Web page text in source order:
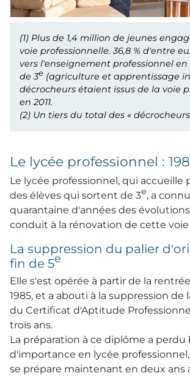
(1) Plus de 1,4 million de jeunes
voie professionnelle. 36,8 % d'entre
vers l'enseignement professionnel en
de 3e (agriculture et apprentissage
décrocheurs étaient issus de la voie
en 2011.
(2) Un tiers du total des « décrocheurs
Le lycée professionnel :
Le lycée professionnel, qui accueille
des élèves qui sortent de 3e, a
quarantaine d'années des
conduit à la rénovation de cette voie
La suppression du palier
fin de 5e
Elle s'est opérée à partir de la
1985, et a abouti à la suppression de
du Certificat d'Aptitude
trois ans.
La préparation à ce diplôme a perdu
d'importance en lycée
se prépare maintenant en deux ans